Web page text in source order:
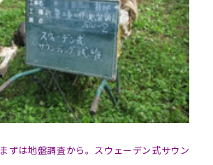
まずは地盤調査から。スウェーデン式サウン